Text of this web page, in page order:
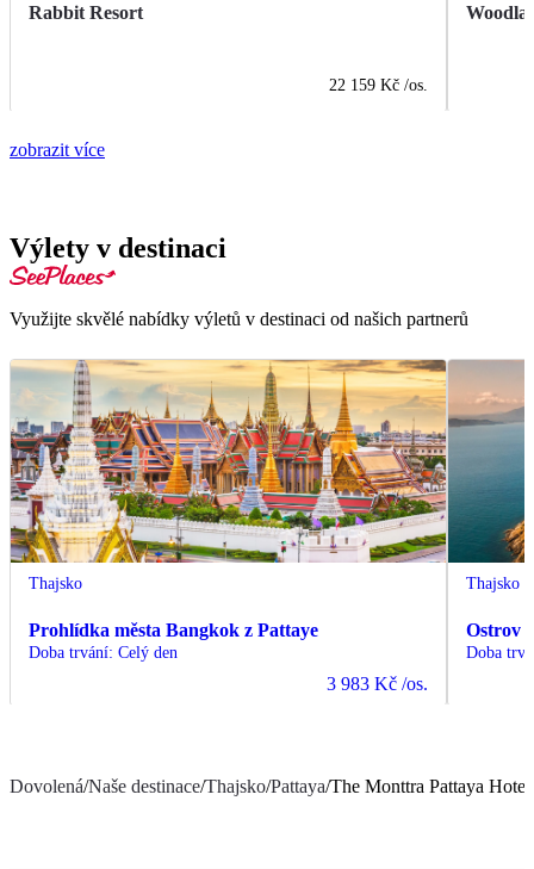
Rabbit Resort
22 159 Kč /os.
zobrazit více
Výlety v destinaci
Využijte skvělé nabídky výletů v destinaci od našich partnerů
Thajsko
Prohlídka města Bangkok z Pattaye
Doba trvání: Celý den
3 983 Kč /os.
Thajsko
Ostrov
Doba
Dovolená/Naše destinace/Thajsko/Pattaya/The Monttra Pattaya Hotel